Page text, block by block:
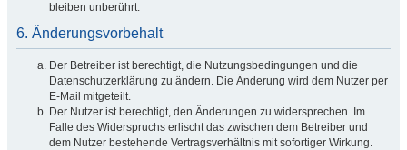
bleiben unberührt.
6. Änderungsvorbehalt
Der Betreiber ist berechtigt, die Nutzungsbedingungen und die
Datenschutzerklärung zu ändern. Die Änderung wird dem Nutzer per
E-Mail mitgeteilt.
Der Nutzer ist berechtigt, den Änderungen zu widersprechen. Im
Falle des Widerspruchs erlischt das zwischen dem Betreiber und
dem Nutzer bestehende Vertragsverhältnis mit sofortiger Wirkung.